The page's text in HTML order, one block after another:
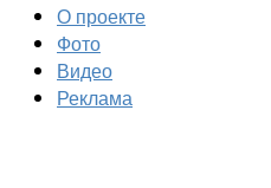
О проекте
Фото
Видео
Реклама